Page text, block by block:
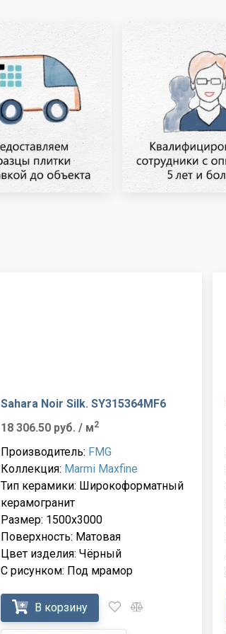
Sahara Noir Silk. SY315364MF6
18 306.50 руб. / м2
Производитель: FMG
Коллекция: Marmi Maxfine
Тип керамики: Широкоформатный
керамогранит
Размер: 1500x3000
Поверхность: Матовая
Цвет изделия: Чёрный
С рисунком: Под мрамор
В корзину